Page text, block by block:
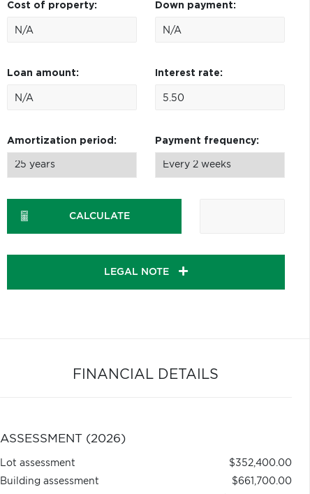
Cost of property: Down payment:
Loan amount: Interest rate:
Amortization period: Payment frequency:
CALCULATE
LEGAL NOTE
FINANCIAL DETAILS
ASSESSMENT (2026)
Lot assessment
$352,400.00
Building assessment
$661,700.00